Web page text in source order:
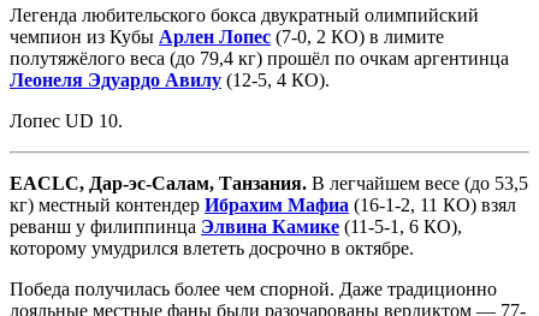
Легенда любительского бокса двукратный олимпийский
чемпион из Кубы Арлен Лопес (7-0, 2 КО) в лимите
полутяжёлого веса (до 79,4 кг) прошёл по очкам аргентинца
Леонеля Эдуардо Авилу (12-5, 4 КО).
Лопес UD 10.
EACLC, Дар-эс-Салам, Танзания. В легчайшем весе (до 53,5
кг) местный контендер Ибрахим Мафиа (16-1-2, 11 КО) взял
реванш у филиппинца Элвина Камике (11-5-1, 6 КО),
которому умудрился влететь досрочно в октябре.
Победа получилась более чем спорной. Даже традиционно
лояльные местные фаны были разочарованы вердиктом — 77-